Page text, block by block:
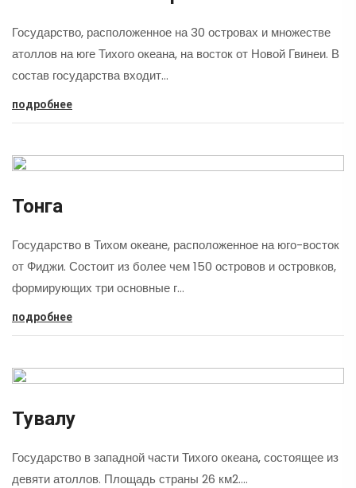
Государство, расположенное на 30 островах и множестве
атоллов на юге Тихого океана, на восток от Новой Гвинеи. В
состав государства входит…
подробнее
Тонга
Государство в Тихом океане, расположенное на юго-восток
от Фиджи. Состоит из более чем 150 островов и островков,
формирующих три основные г…
подробнее
Тувалу
Государство в западной части Тихого океана, состоящее из
девяти атоллов. Площадь страны 26 км2.…